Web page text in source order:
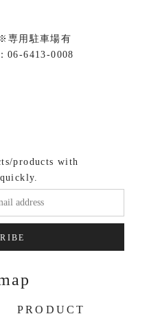
専用駐車場有
06-6413-0008
products with
PRODUCT